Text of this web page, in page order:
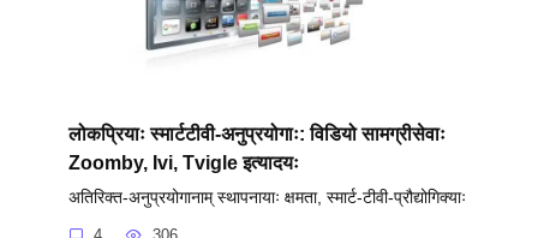
लोकप्रियाः स्मार्टटीवी-अनुप्रयोगाः: विडियो सामग्रीसेवाः
Zoomby, Ivi, Tvigle इत्यादयः
अतिरिक्त-अनुप्रयोगानाम् स्थापनायाः क्षमता, स्मार्ट-टीवी-प्रौद्योगिक्याः